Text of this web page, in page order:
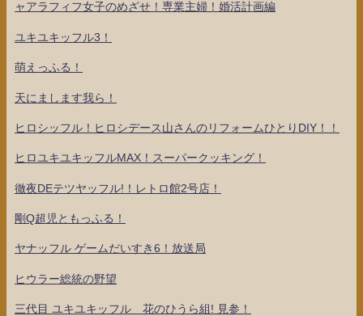
ャアラフィフ女子のめざせ！専業主婦！婚活計画編
ユキユキッフル3！
萌えっふる！
天にまします我ら！
ヒロシッフル！ヒロシデース山さんのリフォームひとりDIY！！
ヒロユキユキッフルMAX！スーパークッキング！
徹夜DEテツヤッフル!！レトロ館2号店！
剛Q超児ともっふる！
ヤナッフル ゲームだいすき6！放送局
ヒウラー総統の野望
三代目 ユキユキッフル 花のひうら組! 見参！